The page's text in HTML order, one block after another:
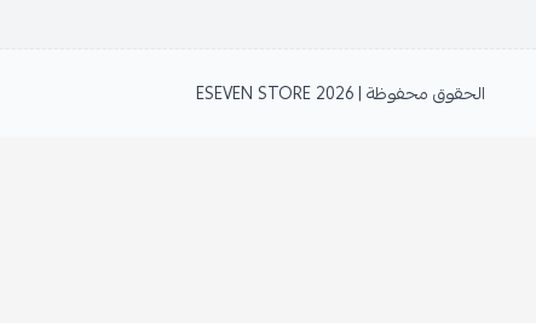
الحقوق محفوظة | 2026 ESEVEN STORE